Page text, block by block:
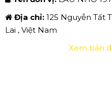
Địa chỉ: 125 Nguyễn Tất
Lai , Việt Nam
Xem bản